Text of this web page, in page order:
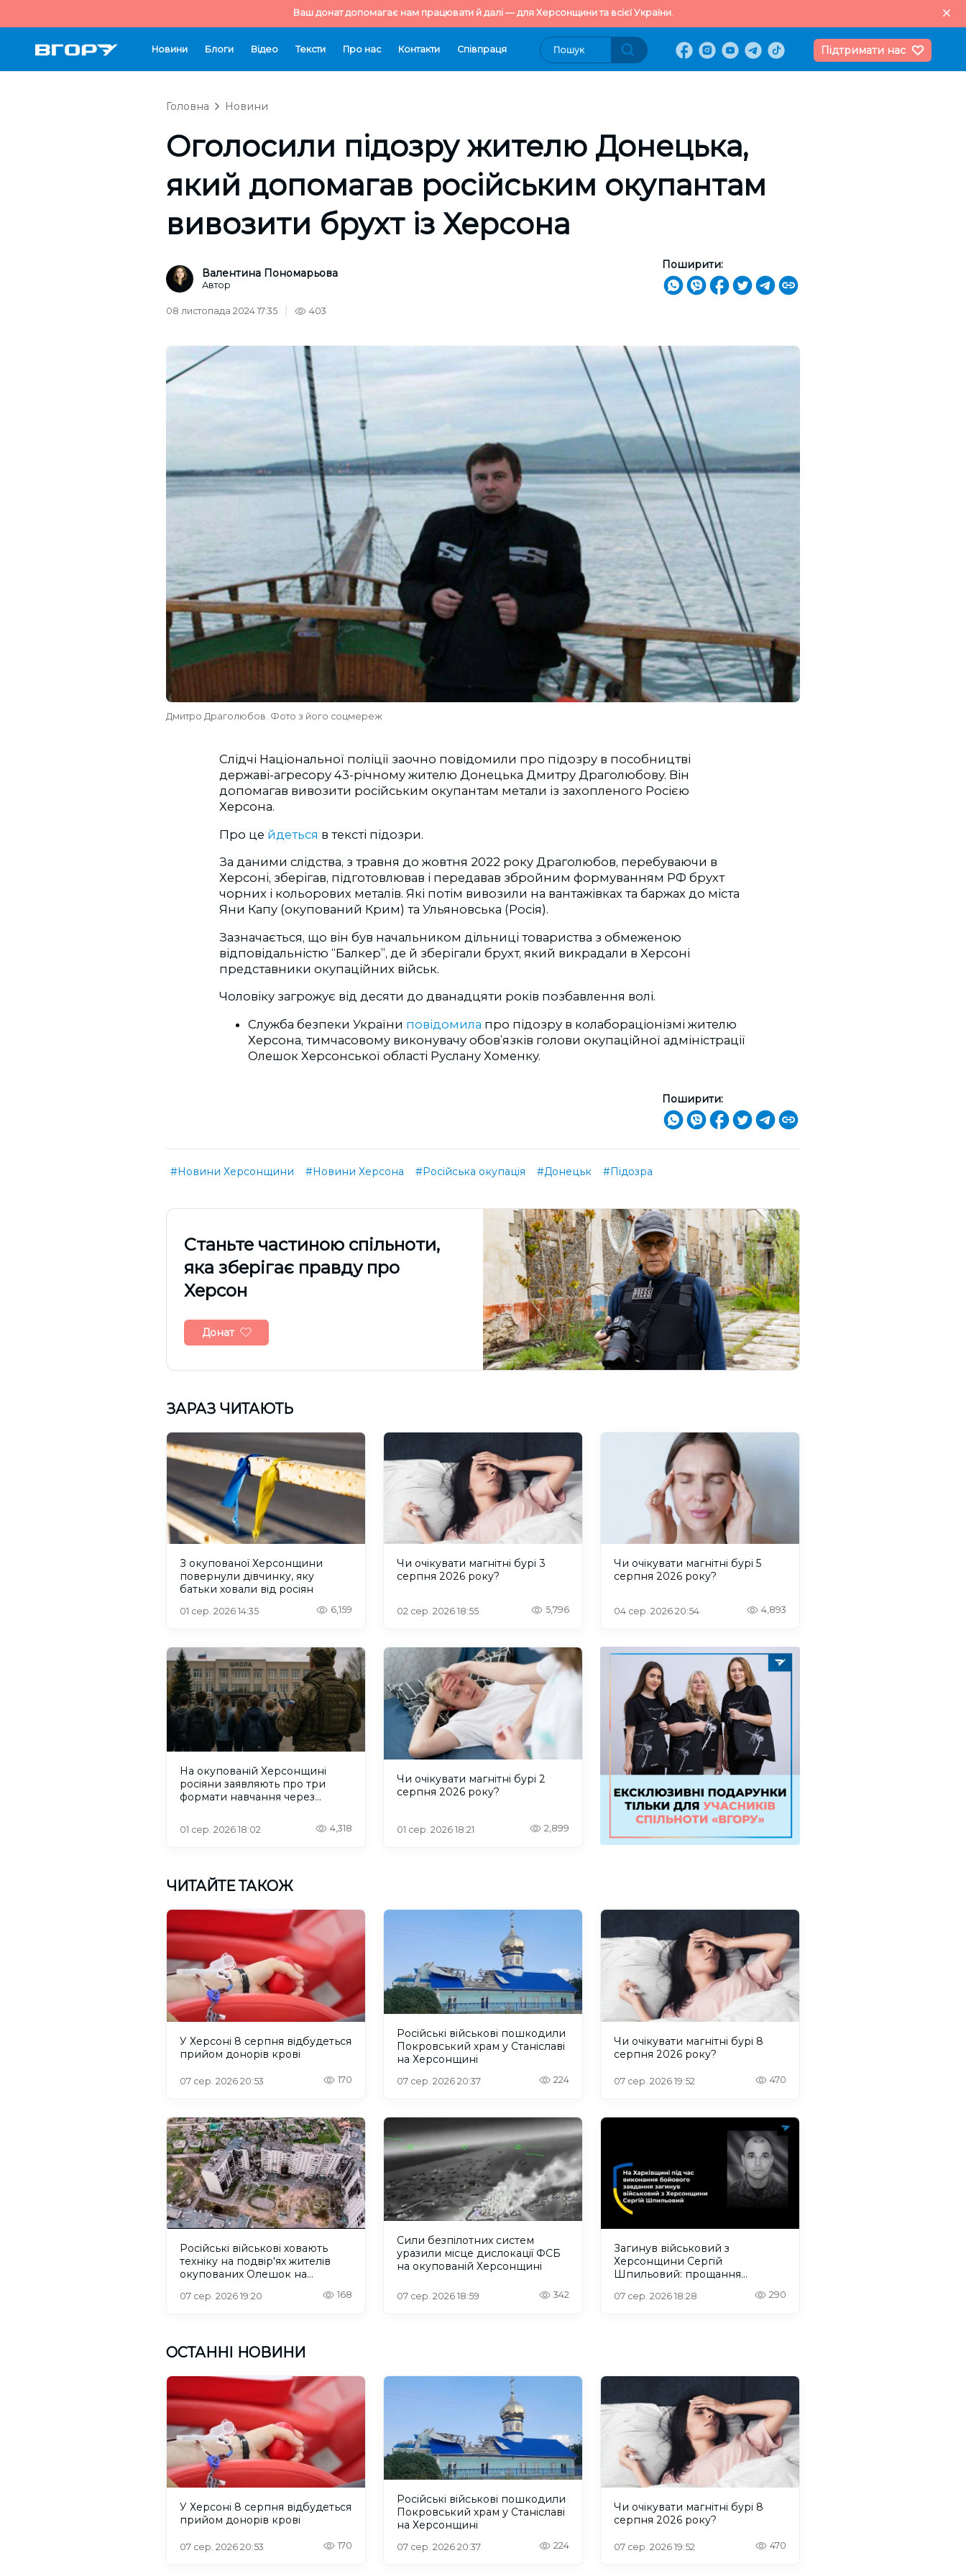
Ваш донат допомагає нам працювати й далі — для Херсонщини та всієї України.
Новини Блоги Відео Тексти Про нас Контакти Cпівпраця Підтримати нас
Головна Новини
Оголосили підозру жителю Донецька,
який допомагав російським окупантам
вивозити брухт із Херсона
Валентина Пономарьова
Автор
Поширити:
08 листопада 2024 17:35 403
Дмитро Драголюбов. Фото з його соцмереж
Слідчі Національної поліції заочно повідомили про підозру в пособництві
державі-агресору 43-річному жителю Донецька Дмитру Драголюбову. Він
допомагав вивозити російським окупантам метали із захопленого Росією
Херсона.
Про це йдеться в тексті підозри.
За даними слідства, з травня до жовтня 2022 року Драголюбов, перебуваючи в
Херсоні, зберігав, підготовлював і передавав збройним формуванням РФ брухт
чорних і кольорових металів. Які потім вивозили на вантажівках та баржах до міста
Яни Капу (окупований Крим) та Ульяновська (Росія).
Зазначається, що він був начальником дільниці товариства з обмеженою
відповідальністю “Балкер”, де й зберігали брухт, який викрадали в Херсоні
представники окупаційних військ.
Чоловіку загрожує від десяти до дванадцяти років позбавлення волі.
Служба безпеки України повідомила про підозру в колабораціонізмі жителю
Херсона, тимчасовому виконувачу обов’язків голови окупаційної адміністрації
Олешок Херсонської області Руслану Хоменку.
Поширити:
#Новини Херсонщини #Новини Херсона #Російська окупація #Донецьк #Підозра
Cтаньте частиною спільноти,
яка зберігає правду про
Херсон
Донат
ЗАРАЗ ЧИТАЮТЬ
З окупованої Херсонщини
повернули дівчинку, яку
батьки ховали від росіян
01 сер. 2026 14:35 6,159
Чи очікувати магнітні бурі 3
серпня 2026 року?
02 сер. 2026 18:55 5,796
Чи очікувати магнітні бурі 5
серпня 2026 року?
04 сер. 2026 20:54 4,893
На окупованій Херсонщині
росіяни заявляють про три
формати навчання через
01 сер. 2026 18:02 4,318
Чи очікувати магнітні бурі 2
серпня 2026 року?
01 сер. 2026 18:21 2,899
ЧИТАЙТЕ ТАКОЖ
У Херсоні 8 серпня відбудеться
прийом донорів крові
07 сер. 2026 20:53 170
Російські військові пошкодили
Покровський храм у Станіславі
на Херсонщині
07 сер. 2026 20:37 224
Чи очікувати магнітні бурі 8
серпня 2026 року?
07 сер. 2026 19:52 470
Російські військові ховають
техніку на подвір'ях жителів
окупованих Олешок на
07 сер. 2026 19:20 168
Сили безпілотних систем
уразили місце дислокації ФСБ
на окупованій Херсонщині
07 сер. 2026 18:59 342
Загинув військовий з
Херсонщини Сергій
Шпильовий: прощання
07 сер. 2026 18:28 290
ОСТАННІ НОВИНИ
У Херсоні 8 серпня відбудеться
прийом донорів крові
07 сер. 2026 20:53 170
Російські військові пошкодили
Покровський храм у Станіславі
на Херсонщині
07 сер. 2026 20:37 224
Чи очікувати магнітні бурі 8
серпня 2026 року?
07 сер. 2026 19:52 470